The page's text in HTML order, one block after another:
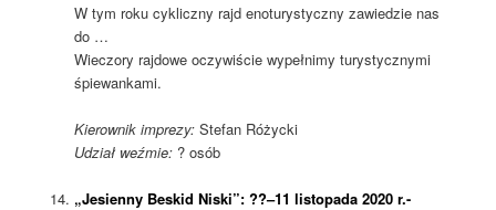
W tym roku cykliczny rajd enoturystyczny zawiedzie nas
do …
Wieczory rajdowe oczywiście wypełnimy turystycznymi
śpiewankami.
Kierownik imprezy:Stefan Różycki
Udział weźmie:? osób
„Jesienny Beskid Niski”: ??–11 listopada 2020 r.-